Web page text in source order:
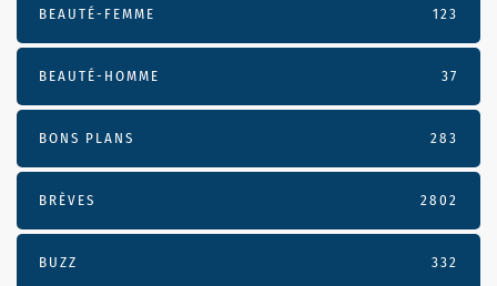
BEAUTÉ-FEMME 123
BEAUTÉ-HOMME 37
BONS PLANS 283
BRÈVES 2802
BUZZ 332